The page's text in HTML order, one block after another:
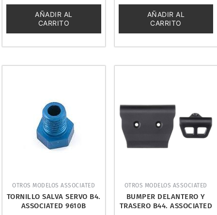
de
5
AÑADIR AL
CARRITO
de
5
AÑADIR AL
CARRITO
OTROS MODELOS ASSOCIATED
TORNILLO SALVA SERVO B4.
ASSOCIATED 9610B
OTROS MODELOS ASSOCIATED
BUMPER DELANTERO Y
TRASERO B44. ASSOCIATED